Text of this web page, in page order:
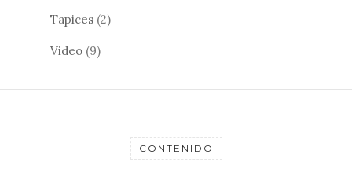
Tapices (2)
Video (9)
CONTENIDO